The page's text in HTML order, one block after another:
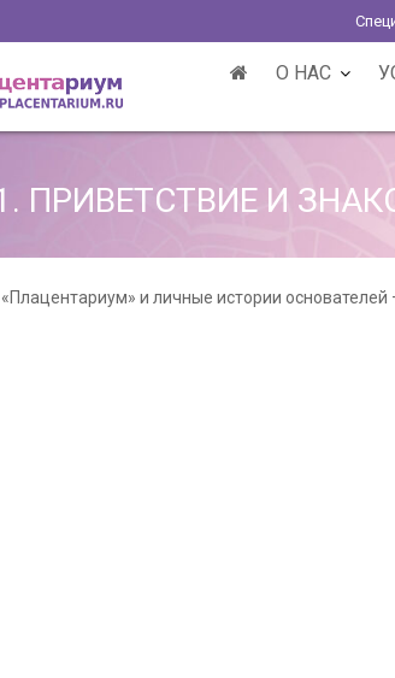
О НАС
ПРИВЕТСТВИЕ И
и личные истории